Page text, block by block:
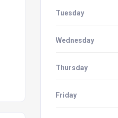
Tuesday
Wednesday
Thursday
Friday